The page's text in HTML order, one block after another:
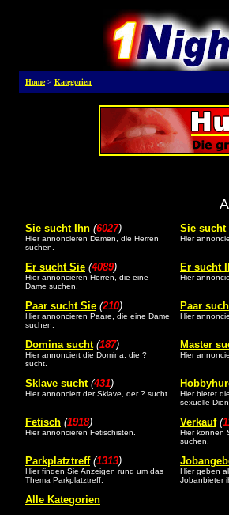
Home> Kategorien
Sie sucht Ihn (6027)
Hier annoncieren Damen, die Herren
suchen.
Sie sucht
Hier
Er sucht Sie (4089)
Hier annoncieren Herren, die eine
Dame suchen.
Er sucht
Hier
Paar sucht Sie (210)
Hier annoncieren Paare, die eine Dame
suchen.
Paar
Hier
Domina sucht (187)
Hier annonciert die Domina, die ?
sucht.
Master
Hier
Sklave sucht (431)
Hier annonciert der Sklave, der ? sucht.
Hier bietet
sexuelle
Fetisch (1918)
Hier annoncieren Fetischisten.
Verkauf (
Hier können
suchen.
Parkplatztreff (1313)
Hier finden Sie Anzeigen rund um das
Thema Parkplatztreff.
Hier geben
Jobanbieter
Alle Kategorien